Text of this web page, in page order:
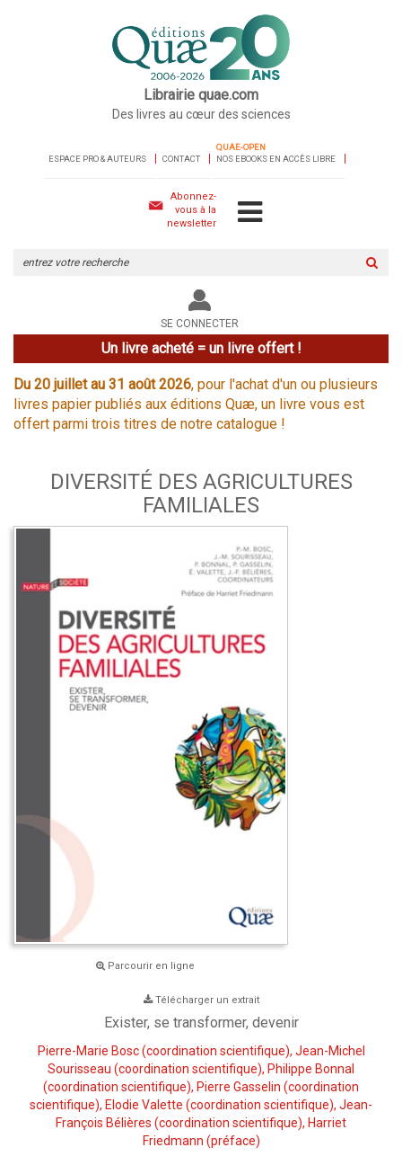
Librairie quae.com
Des livres au cœur des sciences
ESPACE PRO & AUTEURS CONTACT
QUAE-OPEN
NOS EBOOKS EN ACCÈS LIBRE
Abonnez-
vous à la
newsletter
le
site
SE CONNECTER
Un livre acheté = un livre offert !
Du 20 juillet au 31 août 2026, pour l'achat d'un ou plusieurs
livres papier publiés aux éditions Quæ, un livre vous est
offert parmi trois titres de notre catalogue !
DIVERSITÉ DES AGRICULTURES
FAMILIALES
Parcourir en ligne
Télécharger un extrait
Exister, se transformer, devenir
Pierre-Marie Bosc(coordination scientifique), Jean-Michel
Sourisseau (coordination scientifique), Philippe Bonnal
(coordination scientifique), Pierre Gasselin (coordination
scientifique), Elodie Valette (coordination scientifique), Jean-
François Bélières (coordination scientifique), Harriet
Friedmann (préface)